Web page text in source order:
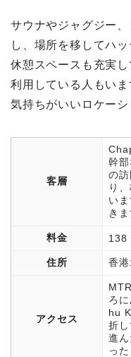
サウナやジャグジー
し、場所を移してハ
休憩スペースも充実
利用している人もい
気持ちがいいロケーシ
客層
幹
の
り
い
きま
料金 138
住所 香
アクセス
ろ
hu
折
進
っ